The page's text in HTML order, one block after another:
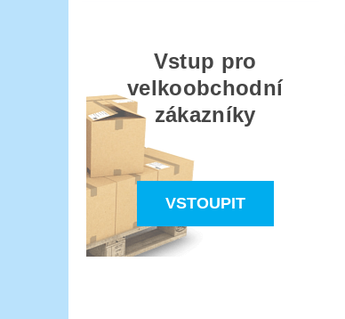
Vstup pro
velkoobchodní
zákazníky
VSTOUPIT